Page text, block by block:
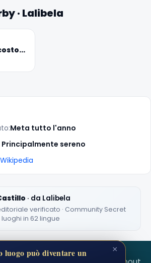
· Lalibela
Meta tutto l'anno
Principalmente sereno
· da Lalibela
verificato · Community Secret
luoghi in 62 lingue
Planner 2026
in your pocket. Free. ×
luogo può diventare un